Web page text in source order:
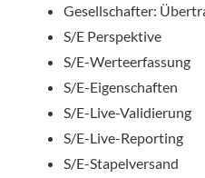
Gesellschafter:
S/E Perspektive
S/E-Werteerfassung
S/E-Eigenschaften
S/E-Live-Validierung
S/E-Live-Reporting
S/E-Stapelversand